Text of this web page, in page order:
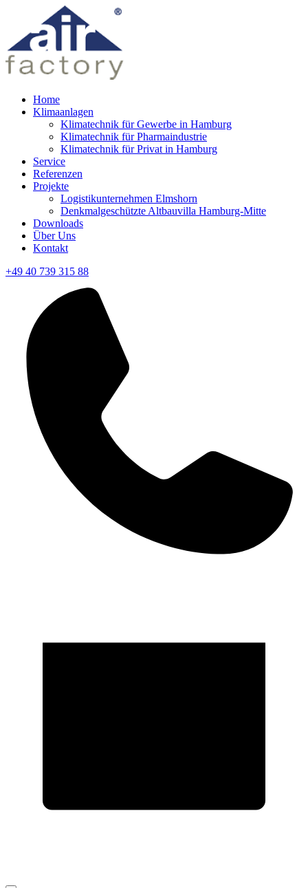
Home
Klimaanlagen
Klimatechnik für Gewerbe in Hamburg
Klimatechnik für Pharmaindustrie
Klimatechnik für Privat in Hamburg
Service
Referenzen
Projekte
Logistikunternehmen Elmshorn
Denkmalgeschützte Altbauvilla Hamburg-Mitte
Downloads
Über Uns
Kontakt
+49 40 739 315 88